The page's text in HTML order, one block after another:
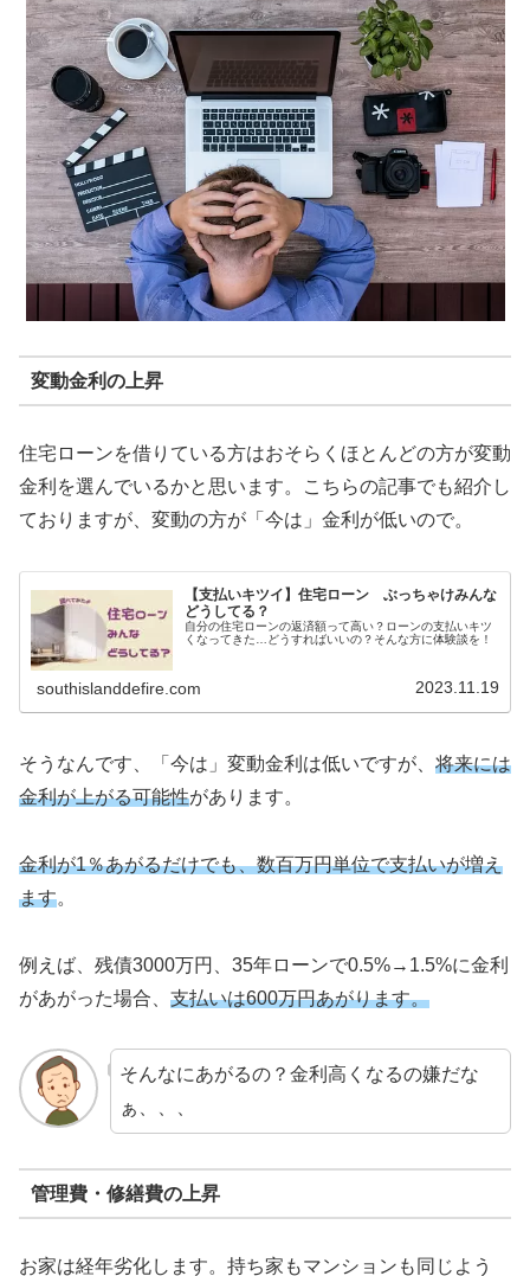
変動金利の上昇
住宅ローンを借りている方はおそらくほとんどの方が変動
金利を選んでいるかと思います。こちらの記事でも紹介し
ておりますが、変動の方が「今は」金利が低いので。
【支払いキツイ】住宅ローン ぶっちゃけみんな
どうしてる？
自分の住宅ローンの返済額って高い？ローンの支払いキツ
くなってきた…どうすればいいの？そんな方に体験談を！
southislanddefire.com 2023.11.19
そうなんです、「今は」変動金利は低いですが、 将来には
金利が上がる可能性があります。
金利が1％あがるだけでも、数百万円単位で支払いが増え
ます。
例えば、残債3000万円、35年ローンで0.5%→1.5%に金利
があがった場合、 支払いは600万円あがります。
そんなにあがるの？金利高くなるの嫌だな
ぁ、、、
管理費・修繕費の上昇
お家は経年劣化します。持ち家もマンションも同じよう